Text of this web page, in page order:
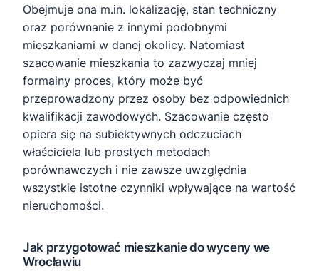
Obejmuje ona m.in. lokalizację, stan techniczny
oraz porównanie z innymi podobnymi
mieszkaniami w danej okolicy. Natomiast
szacowanie mieszkania to zazwyczaj mniej
formalny proces, który może być
przeprowadzony przez osoby bez odpowiednich
kwalifikacji zawodowych. Szacowanie często
opiera się na subiektywnych odczuciach
właściciela lub prostych metodach
porównawczych i nie zawsze uwzględnia
wszystkie istotne czynniki wpływające na wartość
nieruchomości.
Jak przygotować mieszkanie do wyceny we
Wrocławiu